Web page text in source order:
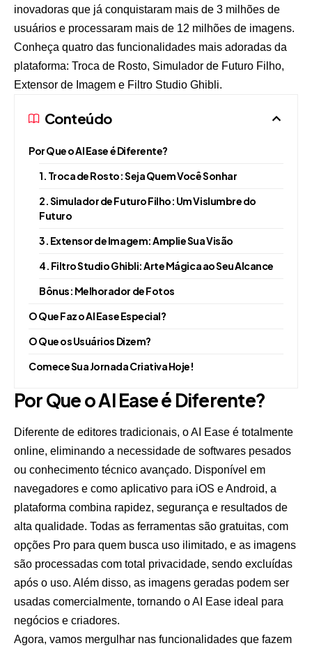
inovadoras que já conquistaram mais de 3 milhões de
usuários e processaram mais de 12 milhões de imagens.
Conheça quatro das funcionalidades mais adoradas da
plataforma: Troca de Rosto, Simulador de Futuro Filho,
Extensor de Imagem e Filtro Studio Ghibli.
Conteúdo
Por Que o AI Ease é Diferente?
1. Troca de Rosto: Seja Quem Você Sonhar
2. Simulador de Futuro Filho: Um Vislumbre do
Futuro
3. Extensor de Imagem: Amplie Sua Visão
4. Filtro Studio Ghibli: Arte Mágica ao Seu Alcance
Bônus: Melhorador de Fotos
O Que Faz o AI Ease Especial?
O Que os Usuários Dizem?
Comece Sua Jornada Criativa Hoje!
Por Que o AI Ease é Diferente?
Diferente de editores tradicionais, o AI Ease é totalmente
online, eliminando a necessidade de softwares pesados
ou conhecimento técnico avançado. Disponível em
navegadores e como aplicativo para iOS e Android, a
plataforma combina rapidez, segurança e resultados de
alta qualidade. Todas as ferramentas são gratuitas, com
opções Pro para quem busca uso ilimitado, e as imagens
são processadas com total privacidade, sendo excluídas
após o uso. Além disso, as imagens geradas podem ser
usadas comercialmente, tornando o AI Ease ideal para
negócios e criadores.
Agora, vamos mergulhar nas funcionalidades que fazem